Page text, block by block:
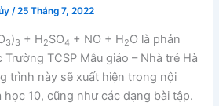
/25 Tháng 7, 2022
3)3 + H2SO4 + NO + H2O là phản
TCSP Mẫu giáo – Nhà trẻ Hà
trình này sẽ xuất hiện trong nội
10, cũng như các dạng bài tập.